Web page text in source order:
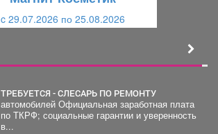
c 29.07.2026 по 25.08.2026
ТРЕБУЕТСЯ - СЛЕСАРЬ ПО РЕМОНТУ
автомобилей Официальная заработная плата
по ТКРФ; социальные гарантии и уверенность
в...